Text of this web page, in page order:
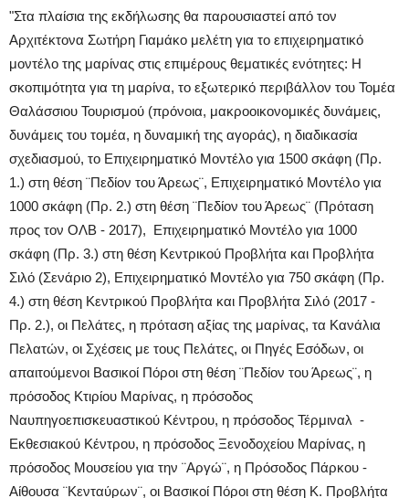
"Στα πλαίσια της εκδήλωσης θα παρουσιαστεί από τον
Αρχιτέκτονα Σωτήρη Γιαμάκο μελέτη για το επιχειρηματικό
μοντέλο της μαρίνας στις επιμέρους θεματικές ενότητες: Η
σκοπιμότητα για τη μαρίνα, το εξωτερικό περιβάλλον του Τομέα
Θαλάσσιου Τουρισμού (πρόνοια, μακροοικονομικές δυνάμεις,
δυνάμεις του τομέα, η δυναμική της αγοράς), η διαδικασία
σχεδιασμού, το Επιχειρηματικό Μοντέλο για 1500 σκάφη (Πρ.
1.) στη θέση ¨Πεδίον του Άρεως¨, Επιχειρηματικό Μοντέλο για
1000 σκάφη (Πρ. 2.) στη θέση ¨Πεδίον του Άρεως¨ (Πρόταση
προς τον ΟΛΒ - 2017), Επιχειρηματικό Μοντέλο για 1000
σκάφη (Πρ. 3.) στη θέση Κεντρικού Προβλήτα και Προβλήτα
Σιλό (Σενάριο 2), Επιχειρηματικό Μοντέλο για 750 σκάφη (Πρ.
4.) στη θέση Κεντρικού Προβλήτα και Προβλήτα Σιλό (2017 -
Πρ. 2.), οι Πελάτες, η πρόταση αξίας της μαρίνας, τα Κανάλια
Πελατών, οι Σχέσεις με τους Πελάτες, οι Πηγές Εσόδων, οι
απαιτούμενοι Βασικοί Πόροι στη θέση ¨Πεδίον του Άρεως¨, η
πρόσοδος Κτιρίου Μαρίνας, η πρόσοδος
Ναυπηγοεπισκευαστικού Κέντρου, η πρόσοδος Τέρμιναλ -
Εκθεσιακoύ Κέντρου, η πρόσοδος Ξενοδοχείου Μαρίνας, η
πρόσοδος Μουσείου για την ¨Αργώ¨, η Πρόσοδος Πάρκου -
Αίθουσα ¨Κενταύρων¨, οι Βασικοί Πόροι στη θέση Κ. Προβλήτα